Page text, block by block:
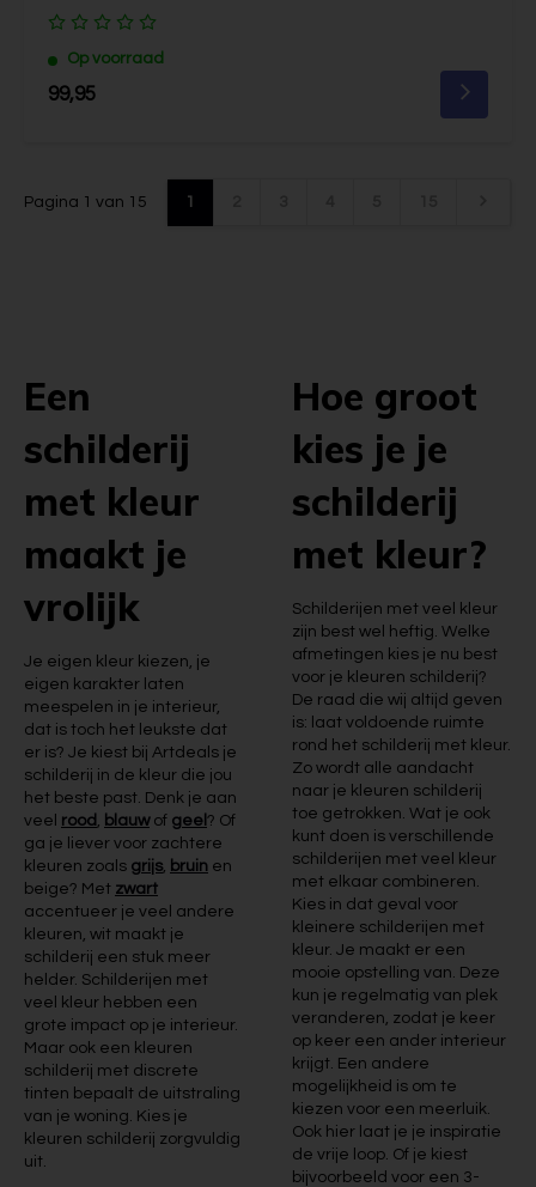
Op voorraad
99,95
Pagina 1 van 15 1
Een
schilderij
met kleur
maakt je
vrolijk
Je eigen kleur kiezen, je
eigen karakter laten
meespelen in je interieur,
dat is toch het leukste dat
er is? Je kiest bij Artdeals je
schilderij in de kleur die jou
het beste past. Denk je aan
veel rood , blauwof geel ? Of
ga je liever voor zachtere
kleuren zoals grijs, bruin en
beige? Met zwart
accentueer je veel andere
kleuren, wit maakt je
schilderij een stuk meer
helder. Schilderijen met
veel kleur hebben een
grote impact op je interieur.
Maar ook een kleuren
schilderij met discrete
tinten bepaalt de uitstraling
van je woning. Kies je
kleuren schilderij zorgvuldig
uit.
Hoe groot
kies je je
schilderij
met kleur?
Schilderijen met veel kleur
zijn best wel heftig. Welke
afmetingen kies je nu best
voor je kleuren schilderij?
De raad die wij altijd geven
is: laat voldoende ruimte
rond het schilderij met kleur.
Zo wordt alle aandacht
naar je kleuren schilderij
toe getrokken. Wat je ook
kunt doen is verschillende
schilderijen met veel kleur
met elkaar combineren.
Kies in dat geval voor
kleinere schilderijen met
kleur. Je maakt er een
mooie opstelling van. Deze
kun je regelmatig van plek
veranderen, zodat je keer
op keer een ander interieur
krijgt. Een andere
mogelijkheid is om te
kiezen voor een meerluik.
Ook hier laat je je inspiratie
de vrije loop. Of je kiest
bijvoorbeeld voor een 3-